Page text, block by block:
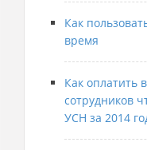
Как
время
Как оплатить
сотрудников
УСН за 2014